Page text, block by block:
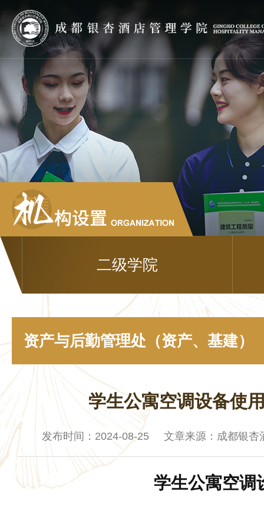
二级学院
资产与后勤管理处（资产、基建）
学生公寓空调设备使
发布时间：2024-08-25 文章来源：成都银
学生公寓空调设备使